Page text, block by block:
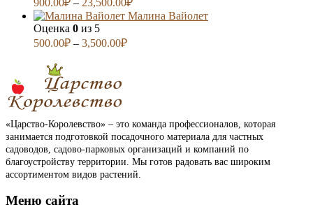
Малина Вайолет
Оценка 0 из 5
500.00₽ – 3,500.00₽
«Царство-Королевство» – это команда профессионалов, которая
занимается подготовкой посадочного материала для частных
садоводов, садово-парковых организаций и компаний по
благоустройству территории. Мы готов радовать вас широким
ассортиментом видов растений.
Меню сайта